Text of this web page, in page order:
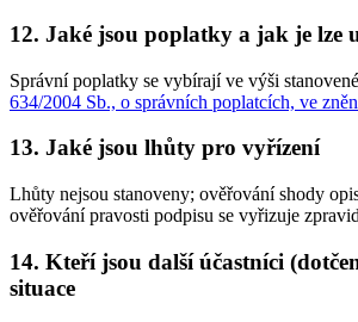
12. Jaké jsou poplatky a jak je lze
Správní poplatky se vybírají ve výši stanovené
634/2004 Sb., o správních poplatcích, ve
13. Jaké jsou lhůty pro vyřízení
Lhůty nejsou stanoveny; ověřování shody
ověřování pravosti podpisu se vyřizuje
14. Kteří jsou další účastníci
situace